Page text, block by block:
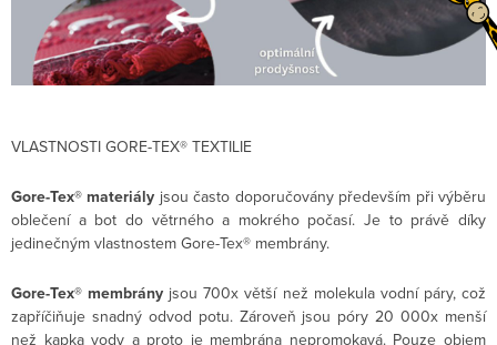
VLASTNOSTI GORE-TEX® TEXTILIE
Gore-Tex® materiály jsou často doporučovány především při výběru
oblečení a bot do větrného a mokrého počasí. Je to právě díky
jedinečným vlastnostem Gore-Tex® membrány.
Gore-Tex® membrány jsou 700x větší než molekula vodní páry, což
zapříčiňuje snadný odvod potu. Zároveň jsou póry 20 000x menší
než kapka vody a proto je membrána nepromokavá. Pouze objem